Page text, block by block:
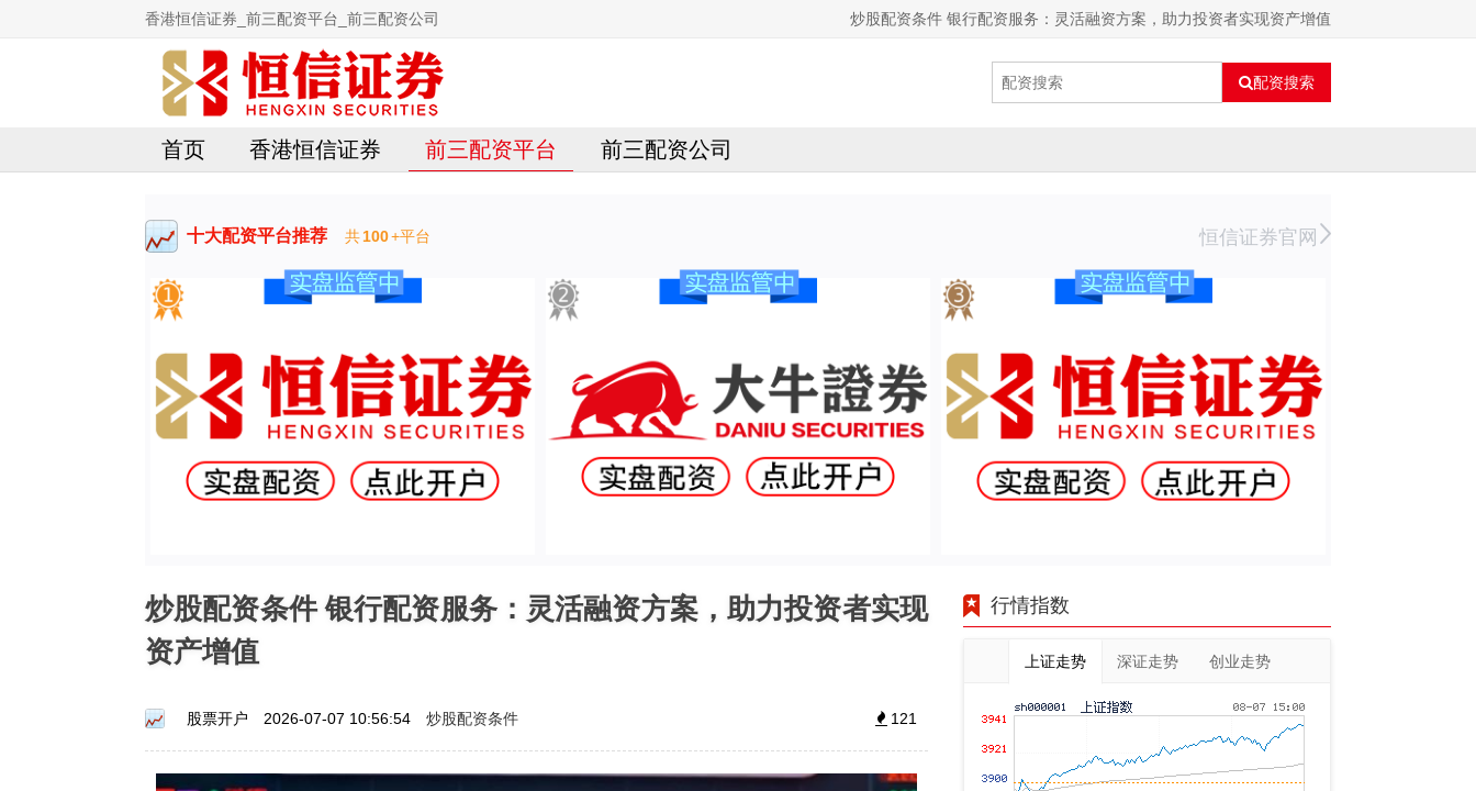
香港恒信证券_前三配资平台_前三配资公司 炒股配资条件 银行配资服务：灵活融资方案，助力投资者实现资产增值
配资搜索
首页 香港恒信证券 前三配资平台 前三配资公司
十大配资平台推荐 共100+平台 恒信证券官网
炒股配资条件 银行配资服务：灵活融资方案，助力投资者实现
资产增值
股票开户 2026-07-07 10:56:54 炒股配资条件 121
行情指数
上证走势 深证走势 创业走势